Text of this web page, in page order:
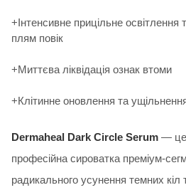
+Інтенсивне прицільне освітлення
плям повік
+Миттєва ліквідація ознак втоми
+Клітинне оновлення та
Dermaheal Dark Circle Serum — це
професійна сироватка преміум-
радикального усунення темних кіл